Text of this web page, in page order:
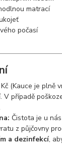
matrací
počasí
(Kauce je plně
V případě
Čistota je u
z půjčovny
a dezinfekcí,